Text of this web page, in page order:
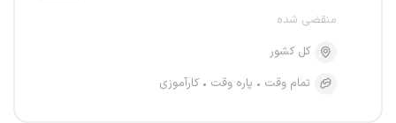
منقضی شده
کل کشور
تمام وقت
پاره وقت کارآموزی